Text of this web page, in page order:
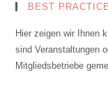
BEST PRACTICE
Hier zeigen wir Ihnen
sind Veranstaltungen
Mitgliedsbetriebe